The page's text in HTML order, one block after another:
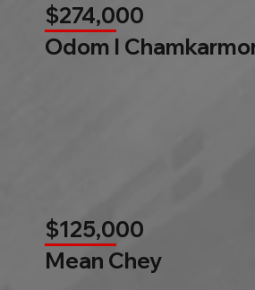
$274,000
Odom l
$125,000
Mean Chey